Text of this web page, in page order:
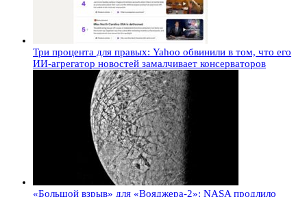
Три процента для правых: Yahoo обвинили в том, что его
ИИ-агрегатор новостей замалчивает консерваторов
«Большой взрыв» для «Вояджера-2»: NASA продлило